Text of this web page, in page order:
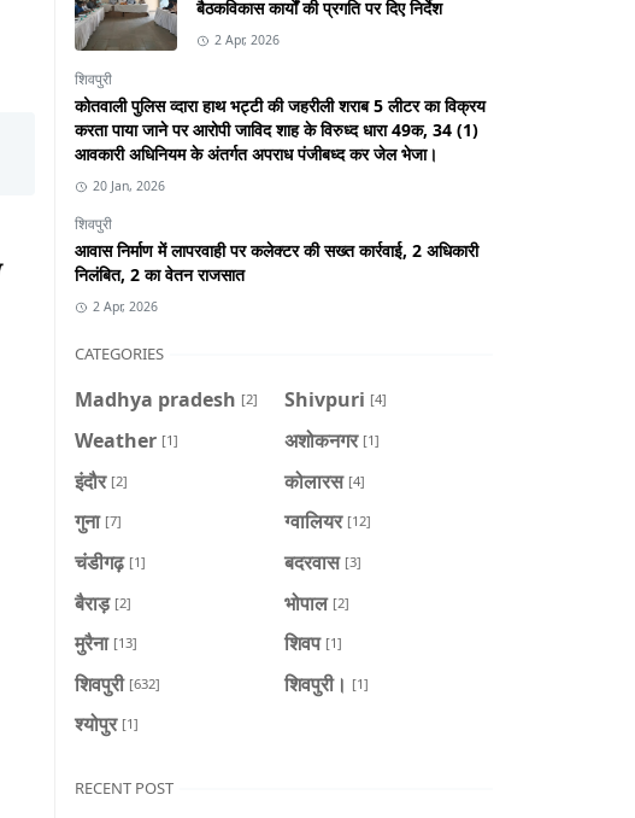
बैठकविकास कार्यों की प्रगति पर दिए निर्देश
2 Apr, 2026
शिवपुरी
कोतवाली पुलिस व्दारा हाथ भट्टी की जहरीली शराब 5 लीटर का विक्रय
करता पाया जाने पर आरोपी जाविद शाह के विरुध्द धारा 49क, 34 (1)
आवकारी अधिनियम के अंतर्गत अपराध पंजीबध्द कर जेल भेजा।
20 Jan, 2026
शिवपुरी
आवास निर्माण में लापरवाही पर कलेक्टर की सख्त कार्रवाई, 2 अधिकारी
निलंबित, 2 का वेतन राजसात
2 Apr, 2026
CATEGORIES
Madhya pradesh [2] Shivpuri [4]
Weather [1] अशोकनगर [1]
इंदौर [2] कोलारस [4]
गुना [7] ग्वालियर [12]
चंडीगढ़ [1] बदरवास [3]
बैराड़ [2] भोपाल [2]
मुरैना [13] शिवप [1]
शिवपुरी [632] शिवपुरी। [1]
श्योपुर [1]
RECENT POST